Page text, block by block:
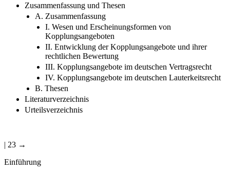
Zusammenfassung und Thesen
A. Zusammenfassung
I. Wesen und Erscheinungsformen von
Kopplungsangeboten
II. Entwicklung der Kopplungsangebote und ihrer
rechtlichen Bewertung
III. Kopplungsangebote im deutschen Vertragsrecht
IV. Kopplungsangebote im deutschen Lauterkeitsrecht
B. Thesen
Literaturverzeichnis
Urteilsverzeichnis
| 23 →
Einführung